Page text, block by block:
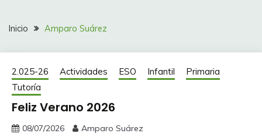
Inicio Amparo Suárez
2.025-26 Actividades ESO Infantil
Primaria
Tutoría
Feliz Verano 2026
08/07/2026 Amparo Suárez